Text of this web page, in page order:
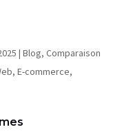
| Blog, Comparaison
, E-commerce,